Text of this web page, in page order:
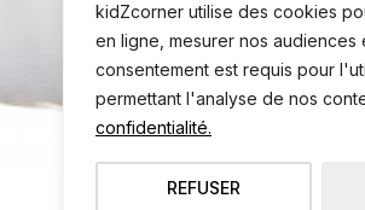
kidZcorner utilise des cookies
en ligne, mesurer nos
consentement est requis pour
permettant l'analyse de nos
confidentialité.
REFUSER